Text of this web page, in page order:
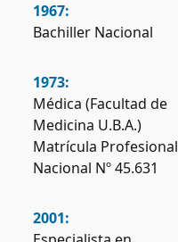
1967:
Bachiller Nacional
1973:
Médica (Facultad de
Medicina U.B.A.)
Matrícula Profesional
Nacional Nº 45.631
2001: